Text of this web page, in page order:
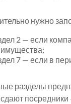
нужно
2 — если
7 — если в
разделы